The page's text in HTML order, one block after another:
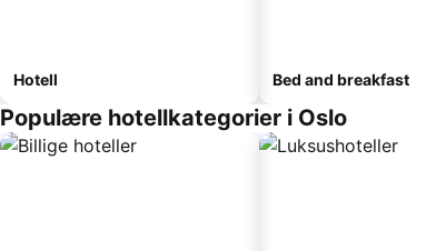
Hotell Bed and breakfast
Populære hotellkategorier i Oslo